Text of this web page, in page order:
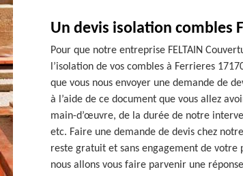
Un devis isolation combles
Pour que notre entreprise FELTAIN
l’isolation de vos combles à Ferrieres
que vous nous envoyer une demande de
à l’aide de ce document que vous allez
main-d’œuvre, de la durée de notre
etc. Faire une demande de devis chez
reste gratuit et sans engagement de votre
nous allons vous faire parvenir une